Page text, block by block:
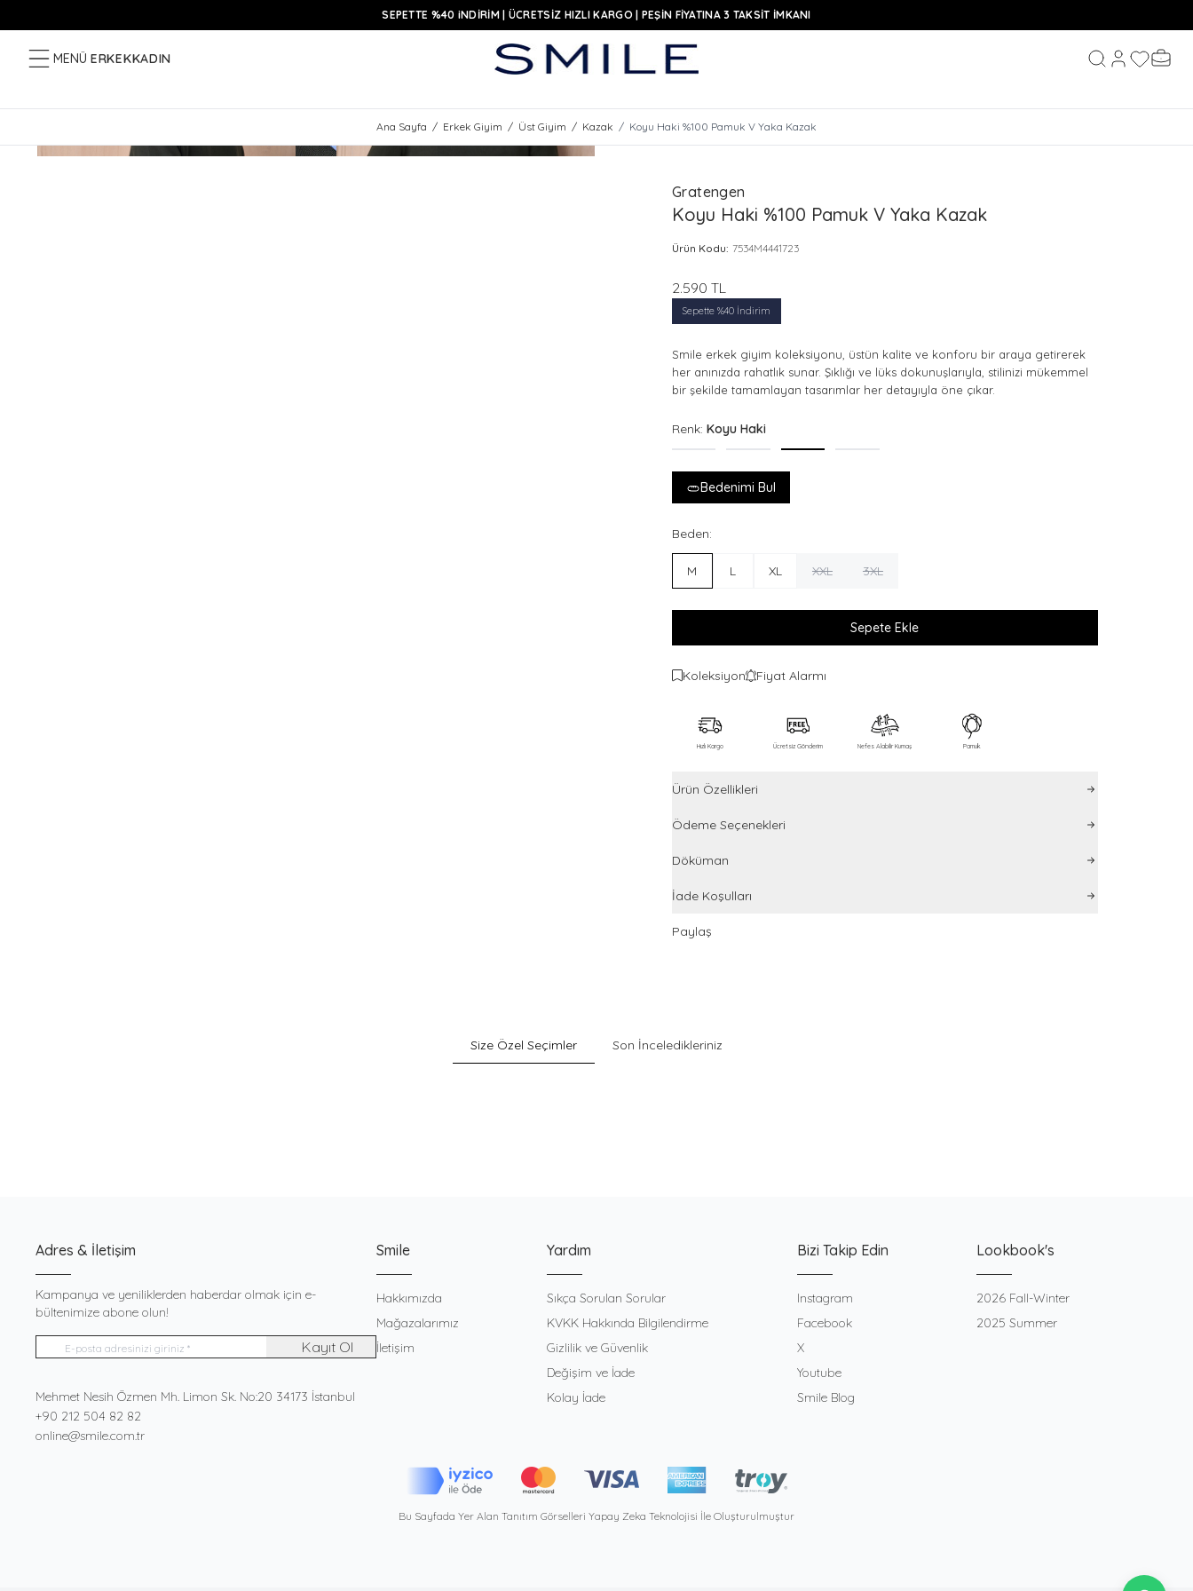
SEPETTE %40 iNDİRİM | ÜCRETSİZ HIZLI KARGO | PEŞİN FİYATINA 3 TAKSİT İMKANI
MENÜ ERKEKKADIN
Hesabım
Favorilerim
Ana Sayfa / Erkek Giyim / Üst Giyim / Kazak / Koyu Haki %100 Pamuk V Yaka Kazak
Gratengen
Koyu Haki %100 Pamuk V Yaka Kazak
Ürün Kodu: 7534M4441723
2.590 TL
Sepette %40 İndirim
Smile erkek giyim koleksiyonu, üstün kalite ve konforu bir araya getirerek
her anınızda rahatlık sunar. Şıklığı ve lüks dokunuşlarıyla, stilinizi mükemmel
bir şekilde tamamlayan tasarımlar her detayıyla öne çıkar.
Renk: Koyu Haki
Bedenimi Bul
Beden:
M L XL XXL 3XL
Sepete Ekle
Koleksiyon Fiyat Alarmı
Hızlı Kargo Ücretsiz Gönderim Nefes Alabilir Kumaş Pamuk
Ürün Özellikleri
Ödeme Seçenekleri
Döküman
İade Koşulları
Paylaş
Size Özel Seçimler Son İnceledikleriniz
Adres & İletişim
Kampanya ve yeniliklerden haberdar olmak için e-
bültenimize abone olun!
Kayıt Ol
Adres
Mehmet Nesih Özmen Mh. Limon Sk. No:20 34173 İstanbul
Telefon
+90 212 504 82 82
E-Posta
online@smile.com.tr
Smile
Hakkımızda
Mağazalarımız
İletişim
Yardım
Sıkça Sorulan Sorular
KVKK Hakkında Bilgilendirme
Gizlilik ve Güvenlik
Değişim ve İade
Kolay İade
Bizi Takip Edin
Instagram
Facebook
X
Youtube
Smile Blog
Lookbook's
2026 Fall-Winter
2025 Summer
Bu Sayfada Yer Alan Tanıtım Görselleri Yapay Zeka Teknolojisi İle Oluşturulmuştur